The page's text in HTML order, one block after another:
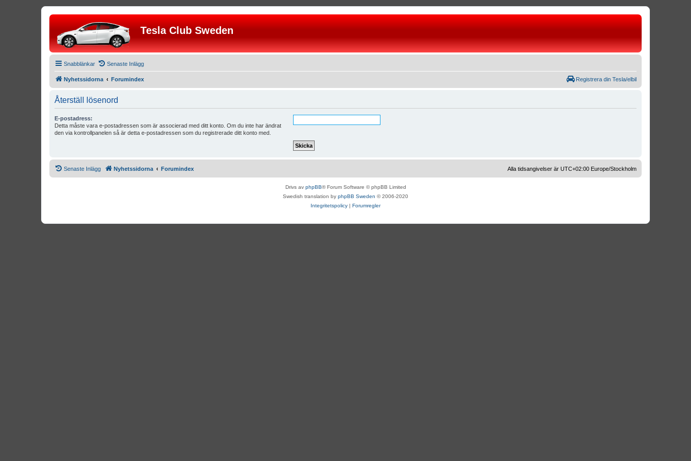
Tesla Club Sweden
Snabblänkar Senaste Inlägg
Nyhetssidorna Forumindex Registrera din Tesla/elbil
Återställ lösenord
E-postadress:
Detta måste vara e-postadressen som är associerad med ditt konto. Om du inte har ändrat
den via kontrollpanelen så är detta e-postadressen som du registrerade ditt konto med.
Senaste Inlägg Nyhetssidorna Forumindex Alla tidsangivelser är UTC+02:00 Europe/Stockholm
Drivs av phpBB® Forum Software © phpBB Limited
Swedish translation by phpBB Sweden © 2006-2020
Integritetspolicy | Forumregler